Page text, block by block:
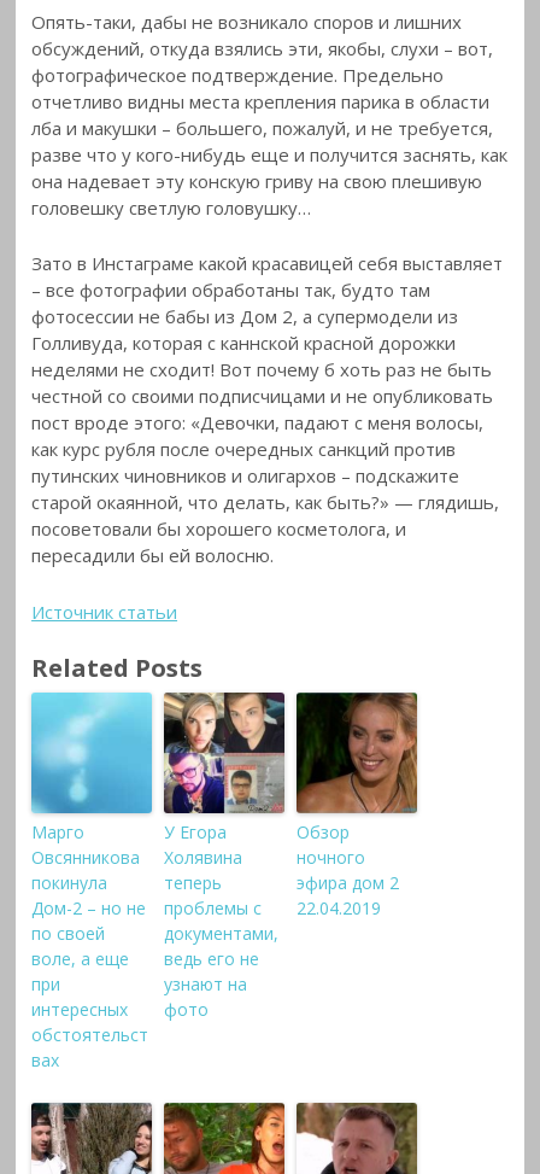
Опять-таки, дабы не возникало споров и лишних
обсуждений, откуда взялись эти, якобы, слухи – вот,
фотографическое подтверждение. Предельно
отчетливо видны места крепления парика в области
лба и макушки – большего, пожалуй, и не требуется,
разве что у кого-нибудь еще и получится заснять, как
она надевает эту конскую гриву на свою плешивую
головешку светлую головушку…
Зато в Инстаграме какой красавицей себя выставляет
– все фотографии обработаны так, будто там
фотосессии не бабы из Дом 2, а супермодели из
Голливуда, которая с каннской красной дорожки
неделями не сходит! Вот почему б хоть раз не быть
честной со своими подписчицами и не опубликовать
пост вроде этого: «Девочки, падают с меня волосы,
как курс рубля после очередных санкций против
путинских чиновников и олигархов – подскажите
старой окаянной, что делать, как быть?» — глядишь,
посоветовали бы хорошего косметолога, и
пересадили бы ей волосню.
Источник статьи
Related Posts
Марго
Овсянникова
покинула
Дом-2 – но не
по своей
воле, а еще
при
интересных
обстоятельст
вах
У Егора
Холявина
теперь
проблемы с
документами,
ведь его не
узнают на
фото
Обзор
ночного
эфира дом 2
22.04.2019